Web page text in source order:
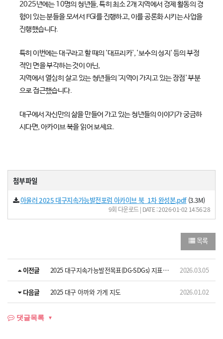
2025년에는 10명의 청년들, 특히 최소 2개 지역에서 경제 활동의 경
험이 있는 분들을 모셔서 FGI를 진행하고, 이를 공론화 시키는 사업을
진행했습니다.
특히 이번에는 대구라고 할 때의 '대프리카', '보수의 성지' 등의 부정
적인 면을 부각하는 것이 아닌,
지역에서 열심히 살고 있는 청년들의 '지역이 가지고 있는 장점' 부분
으로 접근했습니다.
대구에서 자신만의 삶을 만들어 가고 있는 청년들의 이야기가 궁금하
시다면, 아카이브 북을 읽어 보세요.
첨부파일
아울러 2025 대구지속가능발전포럼 아카이브 북_1차 완성본.pdf(3.3M)
9회 다운로드 | DATE : 2026-01-02 14:56:28
목록
이전글 2025 대구지속가능발전목표(DG-SDGs) 지표보고서 2026.03.05
다음글 2025 대구 아까와 가게 지도 2026.01.02
댓글목록